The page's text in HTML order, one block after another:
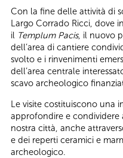
Con la fine delle attività di
Largo Corrado Ricci, dove
il Templum Pacis, il nuovo
dell’area di cantiere
svolto e i rinvenimenti
dell’area centrale
scavo archeologico
Le visite costituiscono una
approfondire e
nostra città, anche
e dei reperti ceramici e
archeologico.